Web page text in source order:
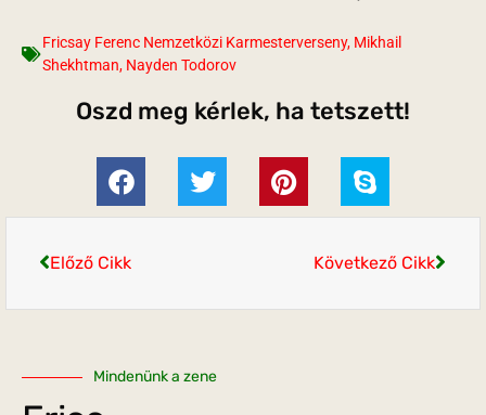
Fricsay Ferenc Nemzetközi Karmesterverseny, Mikhail
Shekhtman, Nayden Todorov
Oszd meg kérlek, ha tetszett!
Előző Cikk Következő Cikk
Mindenünk a zene